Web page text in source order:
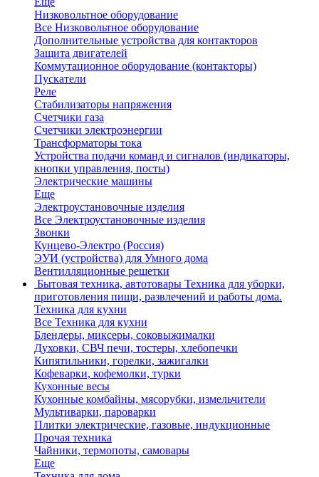
Низковольтное оборудование
Все Низковольтное оборудование
Дополнительные устройства для контакторов
Защита двигателей
Коммутационное оборудование (контакторы)
Пускатели
Реле
Стабилизаторы напряжения
Счетчики газа
Счетчики электроэнергии
Трансформаторы тока
Устройства подачи команд и сигналов (индикаторы,
кнопки управления, посты)
Электрические машины
Еще
Электроустановочные изделия
Все Электроустановочные изделия
Звонки
Кунцево-Электро (Россия)
ЭУИ (устройства) для Умного дома
Вентилляционные решетки
Бытовая техника, автотовары Техника для уборки,
приготовления пищи, развлечений и работы дома.
Техника для кухни
Все Техника для кухни
Блендеры, миксеры, соковыжималки
Духовки, СВЧ печи, тостеры, хлебопечки
Кипятильники, горелки, зажигалки
Кофеварки, кофемолки, турки
Кухонные весы
Кухонные комбайны, мясорубки, измельчители
Мультиварки, пароварки
Плитки электрические, газовые, индукционные
Прочая техника
Чайники, термопоты, самовары
Еще